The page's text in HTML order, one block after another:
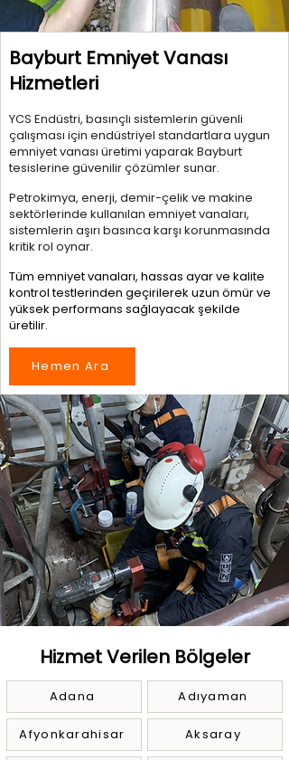
Bayburt Emniyet Vanası
Hizmetleri
YCS Endüstri, basınçlı sistemlerin güvenli
çalışması için endüstriyel standartlara uygun
emniyet vanası üretimi yaparak Bayburt
tesislerine güvenilir çözümler sunar.
Petrokimya, enerji, demir-çelik ve makine
sektörlerinde kullanılan emniyet vanaları,
sistemlerin aşırı basınca karşı korunmasında
kritik rol oynar.
Tüm emniyet vanaları, hassas ayar ve kalite
kontrol testlerinden geçirilerek uzun ömür ve
yüksek performans sağlayacak şekilde
üretilir.
Hemen Ara
Hizmet Verilen Bölgeler
Adana
Afyonkarahisar
Adıyaman
Aksaray